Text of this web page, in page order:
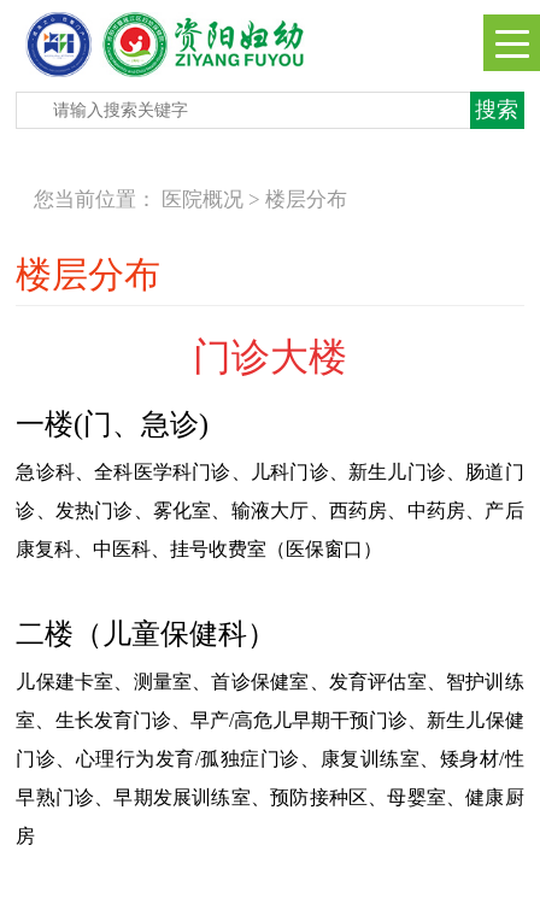
您当前位置： 医院概况 >楼层分布
楼层分布
门诊大楼
一楼(门、急诊)
急诊科、全科医学科门诊、儿科门诊、 新生儿门诊、 肠道门
诊、发热门诊、 雾化室、输液大厅、 西药房、 中药房、 产后
康复科、中医科、挂号收费室（ 医保窗口 ）
二楼（儿童保健科）
儿保建卡室、测量室、首诊保健室、发育评估室、智护训练
室、生长发育门诊、早产/高危儿早期干预门诊、新生儿保健
门诊、心理行为发育/孤独症门诊、康复训练室、矮身材/性
早熟门诊、早期发展训练室、预防接种区、母婴室、健康厨
房